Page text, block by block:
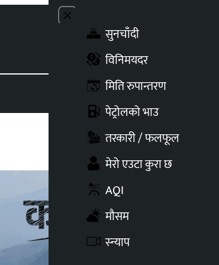
Close menu
सुनचाँदी
विनिमयदर
मिति रुपान्तरण
पेट्रोलको भाउ
तरकारी / फलफूल
मेरो एउटा कुरा छ
AQI
मौसम
स्न्याप